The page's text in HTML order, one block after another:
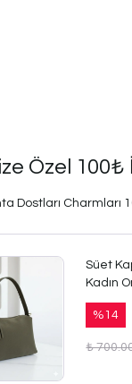
Özel 100₺
Dostları Charmları
Süet
Kadın
% 14
₺